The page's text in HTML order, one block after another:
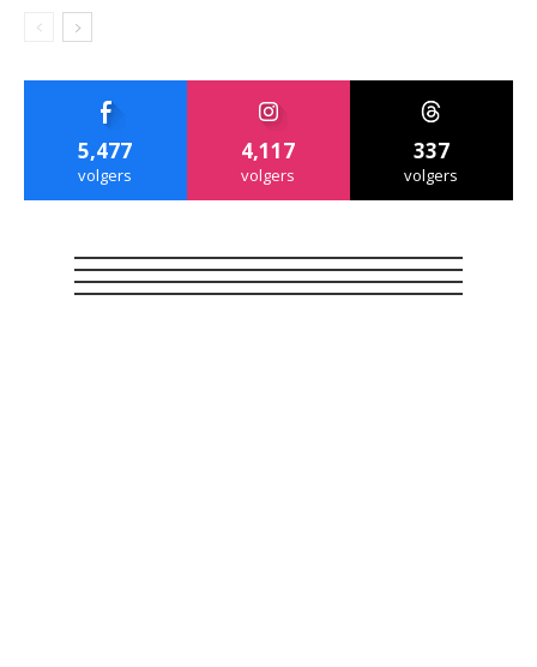
5,477
volgers
4,117
volgers
337
volgers